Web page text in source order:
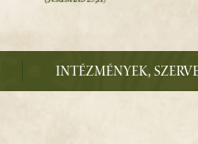
Intézmények,